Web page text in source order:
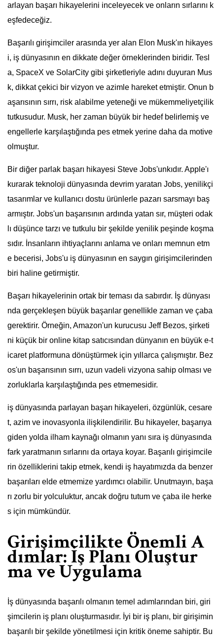
arlayan başarı hikayelerini inceleyecek ve onların sırlarını k
eşfedeceğiz.
Başarılı girişimciler arasında yer alan Elon Musk'ın hikayes
i, iş dünyasının en dikkate değer örneklerinden biridir. Tesl
a, SpaceX ve SolarCity gibi şirketleriyle adını duyuran Mus
k, dikkat çekici bir vizyon ve azimle hareket etmiştir. Onun b
aşarısının sırrı, risk alabilme yeteneği ve mükemmeliyetçilik
tutkusudur. Musk, her zaman büyük bir hedef belirlemiş ve
engellerle karşılaştığında pes etmek yerine daha da motive
olmuştur.
Bir diğer parlak başarı hikayesi Steve Jobs'unkıdır. Apple'ı
kurarak teknoloji dünyasında devrim yaratan Jobs, yenilikçi
tasarımlar ve kullanıcı dostu ürünlerle pazarı sarsmayı baş
armıştır. Jobs'un başarısının ardında yatan sır, müşteri odak
lı düşünce tarzı ve tutkulu bir şekilde yenilik peşinde koşma
sıdır. İnsanların ihtiyaçlarını anlama ve onları memnun etm
e becerisi, Jobs'u iş dünyasının en saygın girişimcilerinden
biri haline getirmiştir.
Başarı hikayelerinin ortak bir teması da sabırdır. İş dünyası
nda gerçekleşen büyük başarılar genellikle zaman ve çaba
gerektirir. Örneğin, Amazon'un kurucusu Jeff Bezos, şirketi
ni küçük bir online kitap satıcısından dünyanın en büyük e-t
icaret platformuna dönüştürmek için yıllarca çalışmıştır. Bez
os'un başarısının sırrı, uzun vadeli vizyona sahip olması ve
zorluklarla karşılaştığında pes etmemesidir.
iş dünyasında parlayan başarı hikayeleri, özgünlük, cesare
t, azim ve inovasyonla ilişkilendirilir. Bu hikayeler, başarıya
giden yolda ilham kaynağı olmanın yanı sıra iş dünyasında
fark yaratmanın sırlarını da ortaya koyar. Başarılı girişimcile
rin özelliklerini takip etmek, kendi iş hayatımızda da benzer
başarıları elde etmemize yardımcı olabilir. Unutmayın, başa
rı zorlu bir yolculuktur, ancak doğru tutum ve çaba ile herke
s için mümkündür.
Girişimcilikte Önemli A
dımlar: İş Planı Oluştur
ma ve Uygulama
İş dünyasında başarılı olmanın temel adımlarından biri, giri
şimcilerin iş planı oluşturmasıdır. İyi bir iş planı, bir girişimin
başarılı bir şekilde yönetilmesi için kritik öneme sahiptir. Bu